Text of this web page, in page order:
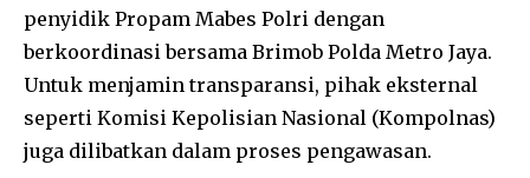
penyidik Propam Mabes Polri dengan
berkoordinasi bersama Brimob Polda Metro Jaya.
Untuk menjamin transparansi, pihak eksternal
seperti Komisi Kepolisian Nasional (Kompolnas)
juga dilibatkan dalam proses pengawasan.